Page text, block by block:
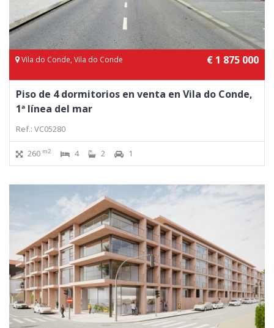
Vila do Conde, Vila do Conde € 1 875 000
Piso de 4 dormitorios en venta en Vila do Conde,
1ª línea del mar
Ref.: VC05280
260 m2 4 2 1